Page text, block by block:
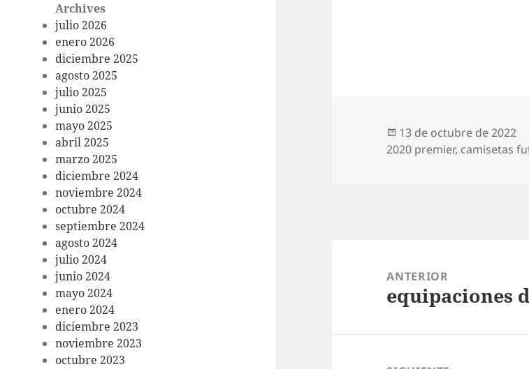
Archives
julio 2026
enero 2026
diciembre 2025
agosto 2025
julio 2025
junio 2025
mayo 2025
abril 2025
marzo 2025
diciembre 2024
noviembre 2024
octubre 2024
septiembre 2024
agosto 2024
julio 2024
junio 2024
mayo 2024
enero 2024
diciembre 2023
noviembre 2023
octubre 2023
Publicado
el
13 de octubre de 2022
2020 premier, camisetas
entradas
ANTERIOR
Entrada
equipaciones